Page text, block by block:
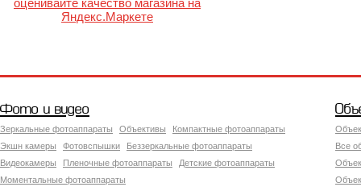
Фото и видео
Зеркальные фотоаппараты Объективы
Компактные фотоаппараты
Экшн камеры
Фотовспышки
Беззеркальные фотоаппараты
Видеокамеры
Пленочные фотоаппараты
Детские фотоаппараты
Моментальные фотоаппараты
Все